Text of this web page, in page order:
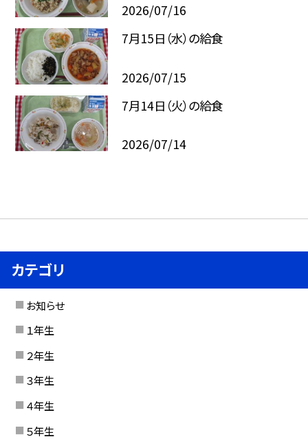
2026/07/16
7月15日（水）の給食
2026/07/15
7月14日（火）の給食
2026/07/14
カテゴリ
お知らせ
１年生
２年生
３年生
４年生
５年生